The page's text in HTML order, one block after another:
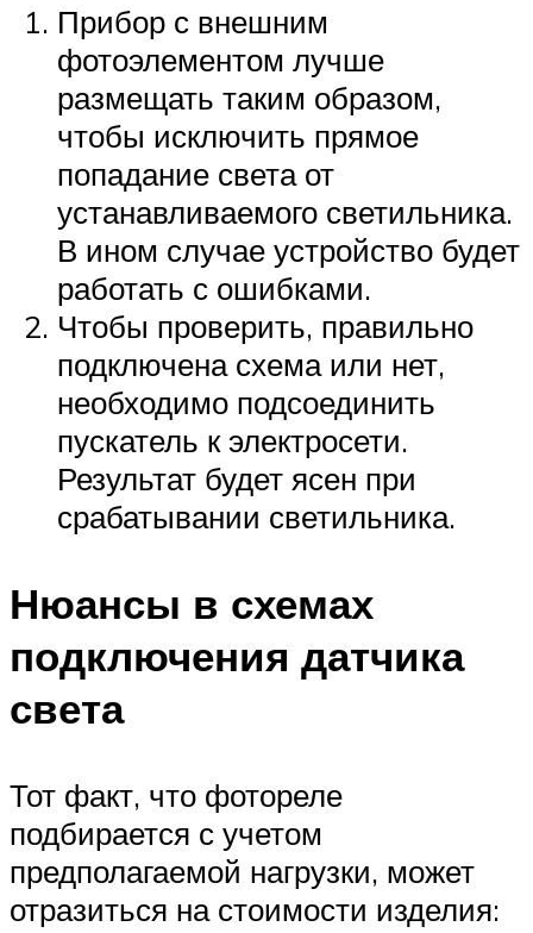
Прибор с внешним
фотоэлементом лучше
размещать таким образом,
чтобы исключить прямое
попадание света от
устанавливаемого светильника.
В ином случае устройство будет
работать с ошибками.
Чтобы проверить, правильно
подключена схема или нет,
необходимо подсоединить
пускатель к электросети.
Результат будет ясен при
срабатывании светильника.
Нюансы в схемах
подключения датчика
света
Тот факт, что фотореле
подбирается с учетом
предполагаемой нагрузки, может
отразиться на стоимости изделия: